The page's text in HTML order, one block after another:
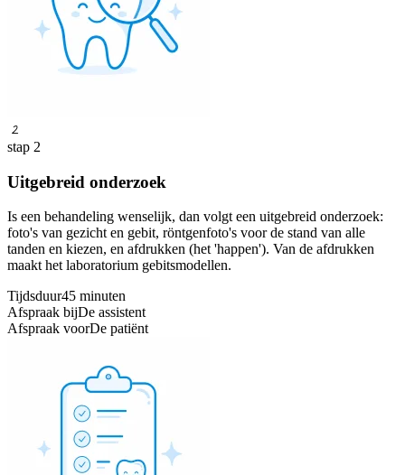
2
stap 2
Uitgebreid onderzoek
Is een behandeling wenselijk, dan volgt een uitgebreid onderzoek:
foto's van gezicht en gebit, röntgenfoto's voor de stand van alle
tanden en kiezen, en afdrukken (het 'happen'). Van de afdrukken
maakt het laboratorium gebitsmodellen.
Tijdsduur45 minuten
Afspraak bijDe assistent
Afspraak voorDe patiënt